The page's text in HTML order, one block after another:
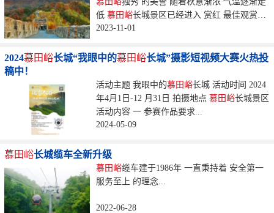
低 慕田峪长城景区已经进入 赏红 最佳观赏
期...
2023-11-01
2024慕田峪长城“我眼中的慕田峪长城”摄影短视频大赛火热投
稿中！
活动主题 我眼中的慕田峪长城 活动时间 2024
年4月1日-12 月31日 拍摄地点 慕田峪长城景区
活动内容 一 参赛作品要求...
2024-05-09
慕田峪长城缆车全新升级
慕田峪缆车建于1986年 一直秉持着 安全第一
服务至上 的理念...
2022-06-28